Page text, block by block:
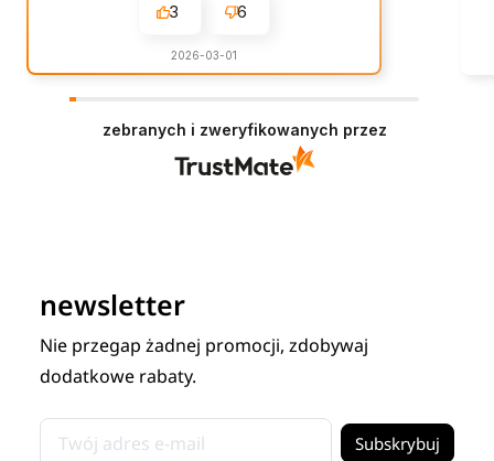
3 6
2026-03-01
zebranych i zweryfikowanych przez
newsletter
Nie przegap żadnej promocji, zdobywaj
dodatkowe rabaty.